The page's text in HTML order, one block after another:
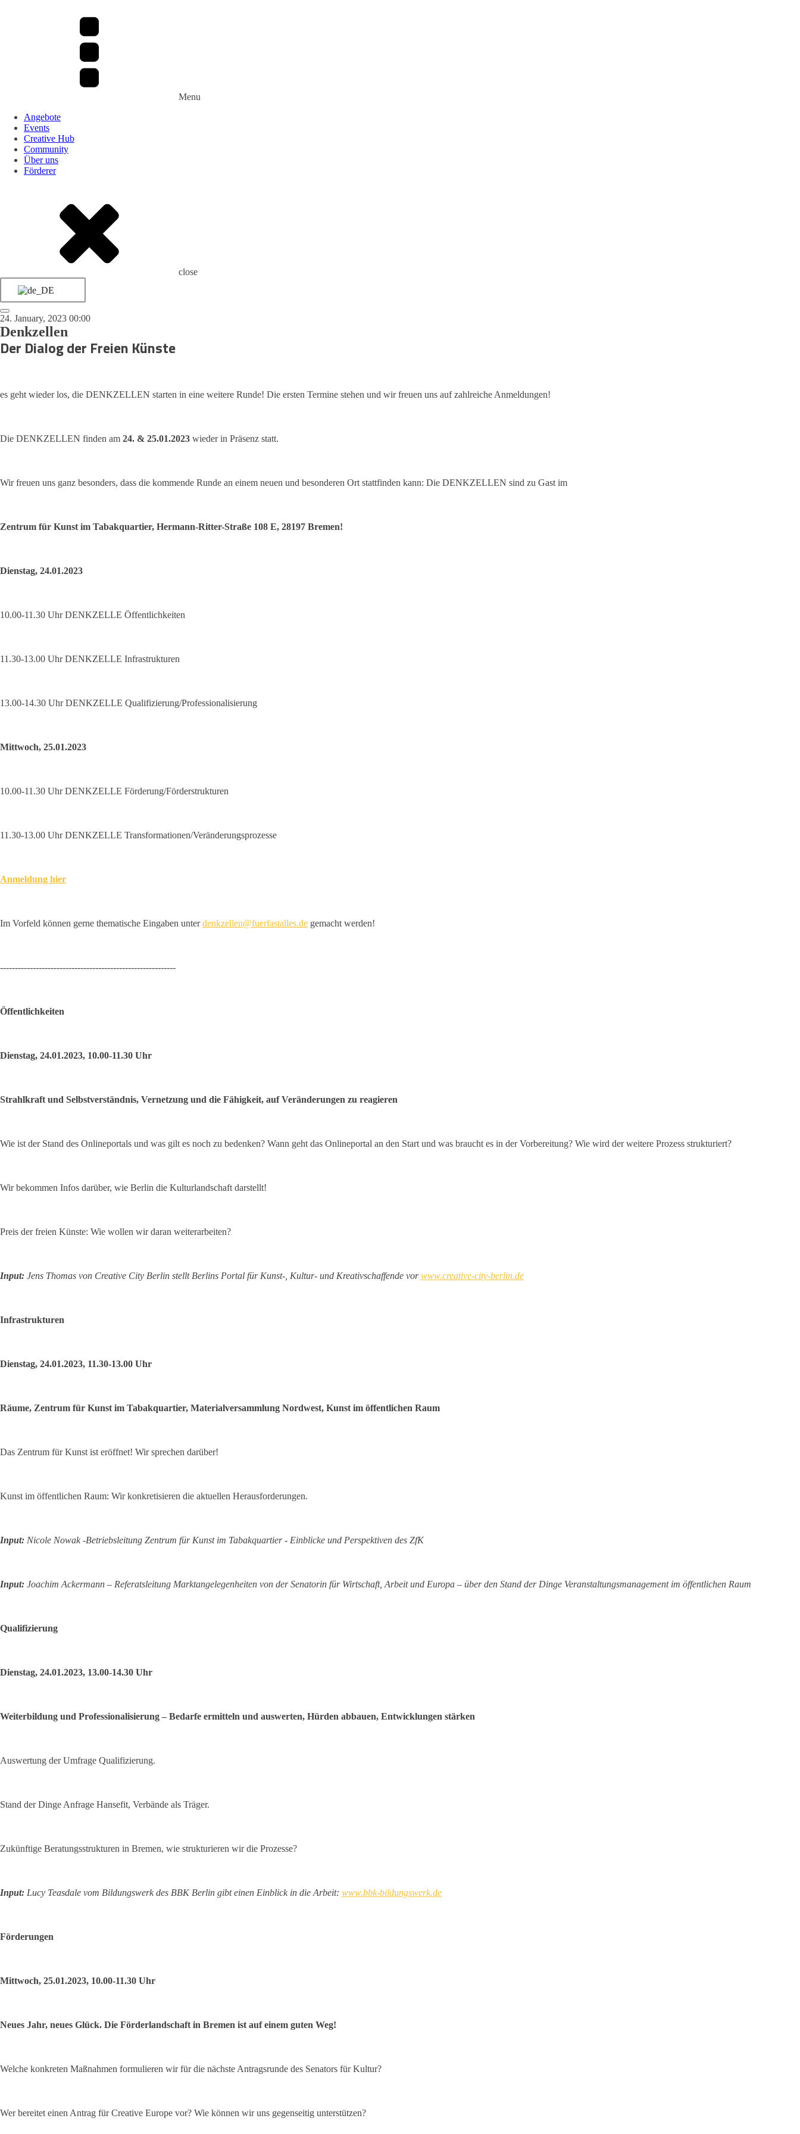
Menu
Angebote
Events
Creative Hub
Community
Über uns
Förderer
close
24. January, 2023 00:00
Denkzellen
Der Dialog der Freien Künste
es geht wieder los, die DENKZELLEN starten in eine weitere Runde! Die ersten Termine stehen und wir freuen uns auf zahlreiche Anmeldungen!
Die DENKZELLEN finden am 24. & 25.01.2023 wieder in Präsenz statt.
Wir freuen uns ganz besonders, dass die kommende Runde an einem neuen und besonderen Ort stattfinden kann: Die DENKZELLEN sind zu Gast im
Zentrum für Kunst im Tabakquartier, Hermann-Ritter-Straße 108 E, 28197 Bremen!
Dienstag, 24.01.2023
10.00-11.30 Uhr DENKZELLE Öffentlichkeiten
11.30-13.00 Uhr DENKZELLE Infrastrukturen
13.00-14.30 Uhr DENKZELLE Qualifizierung/Professionalisierung
Mittwoch, 25.01.2023
10.00-11.30 Uhr DENKZELLE Förderung/Förderstrukturen
11.30-13.00 Uhr DENKZELLE Transformationen/Veränderungsprozesse
Anmeldung hier
Im Vorfeld können gerne thematische Eingaben unterdenkzellen@fuerfastalles.de gemacht werden!
-----------------------------------------------------------
Öffentlichkeiten
Dienstag, 24.01.2023, 10.00-11.30 Uhr
Strahlkraft und Selbstverständnis, Vernetzung und die Fähigkeit, auf Veränderungen zu reagieren
Wie ist der Stand des Onlineportals und was gilt es noch zu bedenken? Wann geht das Onlineportal an den Start und was braucht es in der Vorbereitung? Wie wird der weitere Prozess strukturiert?
Wir bekommen Infos darüber, wie Berlin die Kulturlandschaft darstellt!
Preis der freien Künste: Wie wollen wir daran weiterarbeiten?
Input: Jens Thomas von Creative City Berlin stellt Berlins Portal für Kunst-, Kultur- und Kreativschaffende vorwww.creative-city-berlin.de
Infrastrukturen
Dienstag, 24.01.2023, 11.30-13.00 Uhr
Räume, Zentrum für Kunst im Tabakquartier, Materialversammlung Nordwest, Kunst im öffentlichen Raum
Das Zentrum für Kunst ist eröffnet! Wir sprechen darüber!
Kunst im öffentlichen Raum: Wir konkretisieren die aktuellen Herausforderungen.
Input: Nicole Nowak -Betriebsleitung Zentrum für Kunst im Tabakquartier - Einblicke und Perspektiven des ZfK
Input: Joachim Ackermann – Referatsleitung Marktangelegenheiten von der Senatorin für Wirtschaft, Arbeit und Europa – über den Stand der Dinge Veranstaltungsmanagement im öffentlichen Raum
Qualifizierung
Dienstag, 24.01.2023, 13.00-14.30 Uhr
Weiterbildung und Professionalisierung – Bedarfe ermitteln und auswerten, Hürden abbauen, Entwicklungen stärken
Auswertung der Umfrage Qualifizierung.
Stand der Dinge Anfrage Hansefit, Verbände als Träger.
Zukünftige Beratungsstrukturen in Bremen, wie strukturieren wir die Prozesse?
Input: Lucy Teasdale vom Bildungswerk des BBK Berlin gibt einen Einblick in die Arbeit: www.bbk-bildungswerk.de
Förderungen
Mittwoch, 25.01.2023, 10.00-11.30 Uhr
Neues Jahr, neues Glück. Die Förderlandschaft in Bremen ist auf einem guten Weg!
Welche konkreten Maßnahmen formulieren wir für die nächste Antragsrunde des Senators für Kultur?
Wer bereitet einen Antrag für Creative Europe vor? Wie können wir uns gegenseitig unterstützen?